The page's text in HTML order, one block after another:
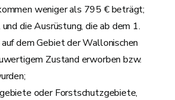
weniger als 795 € beträgt;
die Ausrüstung, die ab dem 1.
dem Gebiet der Wallonischen
Zustand erworben bzw.
oder Forstschutzgebiete,